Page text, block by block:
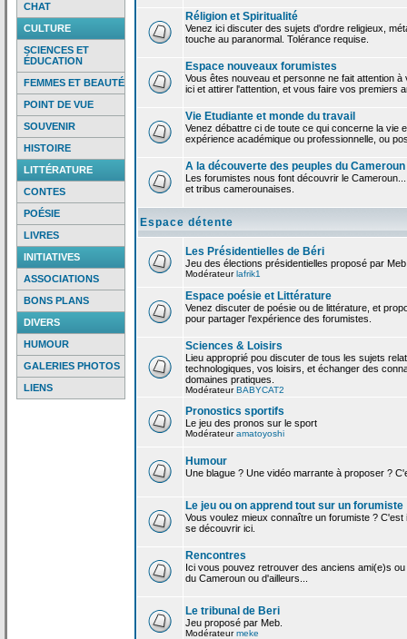
CHAT
CULTURE
SCIENCES ET
ÉDUCATION
FEMMES ET BEAUTÉ
POINT DE VUE
SOUVENIR
HISTOIRE
LITTÉRATURE
CONTES
POÉSIE
LIVRES
INITIATIVES
ASSOCIATIONS
BONS PLANS
DIVERS
HUMOUR
GALERIES PHOTOS
LIENS
Réligion et Spiritualité
Venez ici discuter des sujets d'ordre religieux,
touche au paranormal. Tolérance requise.
Espace nouveaux forumistes
Vous êtes nouveau et personne ne fait attention
ici et attirer l'attention, et vous faire vos premiers
Vie Etudiante et monde du travail
Venez débattre ci de toute ce qui concerne la vie
expérience académique ou professionnelle, ou
A la découverte des peuples du Cameroun
Les forumistes nous font découvrir le
et tribus camerounaises.
Espace détente
Les Présidentielles de Béri
Jeu des élections présidentielles proposé par Meb
Modérateurlafrik1
Espace poésie et Littérature
Venez discuter de poésie ou de littérature, et
pour partager l'expérience des forumistes.
Sciences & Loisirs
Lieu approprié pou discuter de tous les sujets
technologiques, vos loisirs, et échanger des
domaines pratiques.
ModérateurBABYCAT2
Pronostics sportifs
Le jeu des pronos sur le sport
Modérateuramatoyoshi
Humour
Une blague ? Une vidéo marrante à proposer ?
Le jeu ou on apprend tout sur un forumiste
Vous voulez mieux connaître un forumiste ? C'est
se découvrir ici.
Rencontres
Ici vous pouvez retrouver des anciens ami(e)s
du Cameroun ou d'ailleurs...
Le tribunal de Beri
Jeu proposé par Meb.
Modérateurmeke